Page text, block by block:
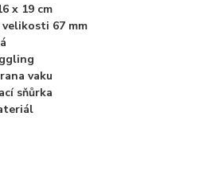
x 19 cm
velikosti 67 mm
vaku
sňůrka